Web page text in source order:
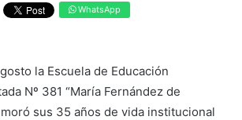
WhatsApp
la Escuela de Educación
Nº 381 “María Fernández de
sus 35 años de vida institucional